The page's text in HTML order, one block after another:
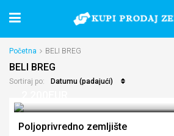
Početna BELI BREG
BELI BREG
Sortiraj po: Datumu (padajući)
Poljoprivredno zemljište